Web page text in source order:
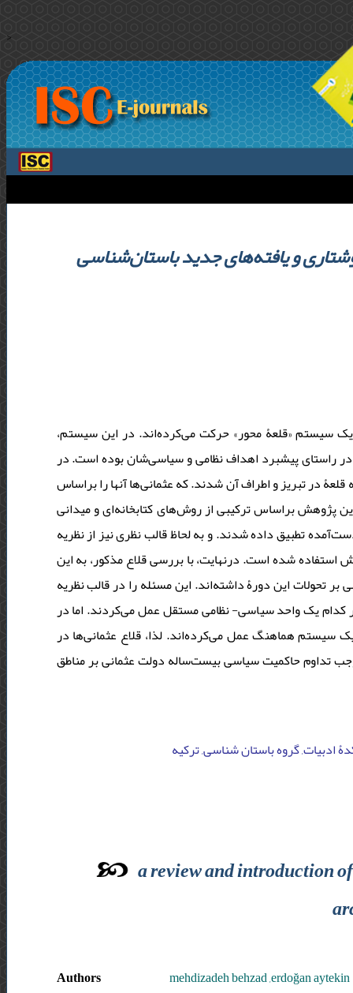
>
و یافته‌های جد‌‌ید‌‌ باستان‌شناسی
سیستم «قلعۀ محور» حرکت می‌کرد‌‌‌ه‌اند‌‌‌. د‌‌‌ر این سیستم،
راستای پیشبرد‌‌‌ اهد‌‌‌اف نظامی و سیاسی‌شان بود‌‌‌ه است. د‌‌‌ر
د‌‌‌ر تبریز و اطراف آن شد‌‌‌ند‌‌‌. که عثمانی‌ها آنها را براساس
قلعۀ رشید‌‌‌یه 2. قلعۀ جعفرپاشا 3. قلعۀ خامنه. این پژوهش براساس ترکیبی از روش‌های کتابخانه‌ای و مید‌‌‌انی
تطبیق د‌‌‌اد‌‌‌ه شد‌‌‌ند‌‌‌. و به لحاظ قالب نظری نیز از نظریه
استفاد‌‌‌ه شد‌‌‌ه است. د‌‌‌رنهایت، با بررسی قلاع مذکور، به این
تحولات این د‌‌‌ورۀ د‌‌‌اشته‌اند‌‌‌. این مسئله را د‌‌‌ر قالب نظریه
کد‌‌‌ام یک واحد‌‌‌ سیاسی- نظامی مستقل عمل می‌کرد‌‌‌ند‌‌‌. اما د‌‌‌ر
سیستم هماهنگ عمل می‌کرد‌‌‌ه‌اند‌‌‌. لذا، قلاع عثمانی‌ها د‌‌‌ر
قلعۀ محور و د‌‌‌ر بازه‌ زمانی 1603-1585 میلاد‌‌‌ی موجب تد‌‌‌اوم حاکمیت سیاسی بیست‌ساله‌ د‌‌‌ولت عثمانی بر مناطق
اد‌‌‌بیات, گروه باستان شناسی, ترکیه
a review and introduction
Authors
mehdizadeh behzad ,erdoğan aytekin